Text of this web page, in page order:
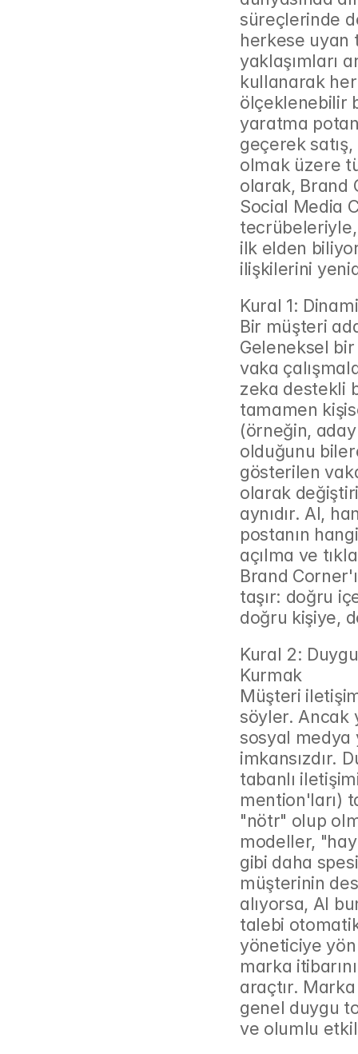
süreçlerinde
herkese uyan
yaklaşımları
kullanarak
ölçeklenebilir
yaratma
geçerek
olmak üzere
olarak, Brand
Social Media
ilk elden
ilişkilerini
Kural 1:
Bir müşteri
Geleneksel bir
vaka
zeka destekli
tamamen
(örneğin,
olduğunu
gösterilen
olarak
aynıdır. AI,
postanın
açılma ve
Brand
taşır: doğru
doğru kişiye,
Kural 2:
Kurmak
Müşteri
söyler. Ancak
sosyal
imkansızdır.
tabanlı
mention'ları)
"nötr" olup
modeller,
gibi daha
müşterinin
alıyorsa, AI
talebi
yöneticiye
marka
araçtır.
genel duygu
ve olumlu